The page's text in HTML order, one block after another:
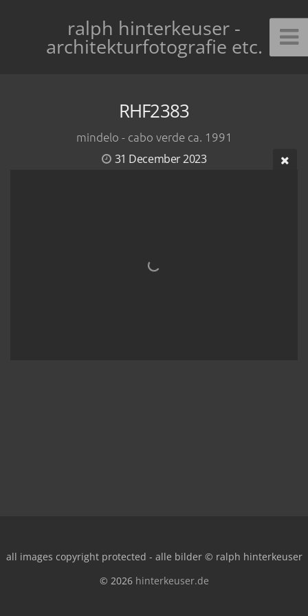
ralph hinterkeuser -
architekturfotografie etc.
RHF2383
mindelo - cabo verde ca. 1991
31 December 2023
all images copyright protected - alle bilder © ralph hinterkeuser
© 2026 hinterkeuser.de